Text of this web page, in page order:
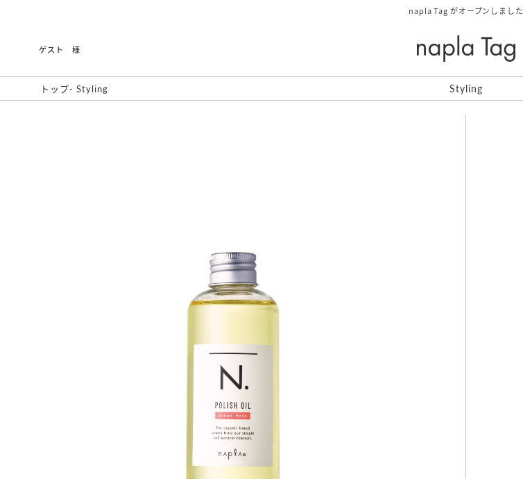
napla Tag がオープンしました
ゲスト 様
トップ- Styling Styling